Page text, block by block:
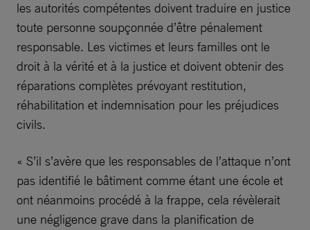
les autorités compétentes doivent traduire en justice
toute personne soupçonnée d’être pénalement
responsable. Les victimes et leurs familles ont le
droit à la vérité et à la justice et doivent obtenir des
réparations complètes prévoyant restitution,
réhabilitation et indemnisation pour les préjudices
civils.
« S’il s’avère que les responsables de l’attaque n’ont
pas identifié le bâtiment comme étant une école et
ont néanmoins procédé à la frappe, cela révèlerait
une négligence grave dans la planification de